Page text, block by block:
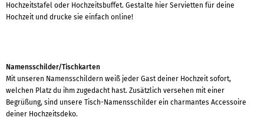
Hochzeitstafel oder Hochzeitsbuffet. Gestalte hier Servietten für deine
Hochzeit und drucke sie einfach online!
Namensschilder/Tischkarten
Mit unseren Namensschildern weiß jeder Gast deiner Hochzeit sofort,
welchen Platz du ihm zugedacht hast. Zusätzlich versehen mit einer
Begrüßung, sind unsere Tisch-Namensschilder ein charmantes Accessoire
deiner Hochzeitsdeko.